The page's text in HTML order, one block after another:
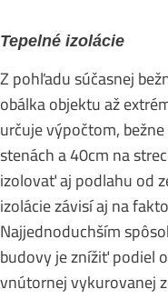
Tepelné izolácie
Z pohľadu súčasnej
obálka objektu až
určuje výpočtom,
stenách a 40cm na
izolovať aj podlahu od
izolácie závisí aj na
Najjednoduchším
budovy je znížiť podiel
vnútornej vykurovanej